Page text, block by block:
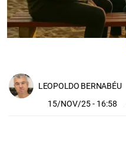
LEOPOLDO BERNABÉU
15/NOV/25- 16:58